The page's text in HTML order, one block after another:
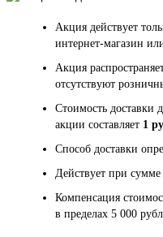
Акция действует
интернет-магазин
Акция
отсутствуют
Стоимость доставки
акции составляет 1
Способ доставки
Действует при сумме
Компенсация
в пределах 5 000